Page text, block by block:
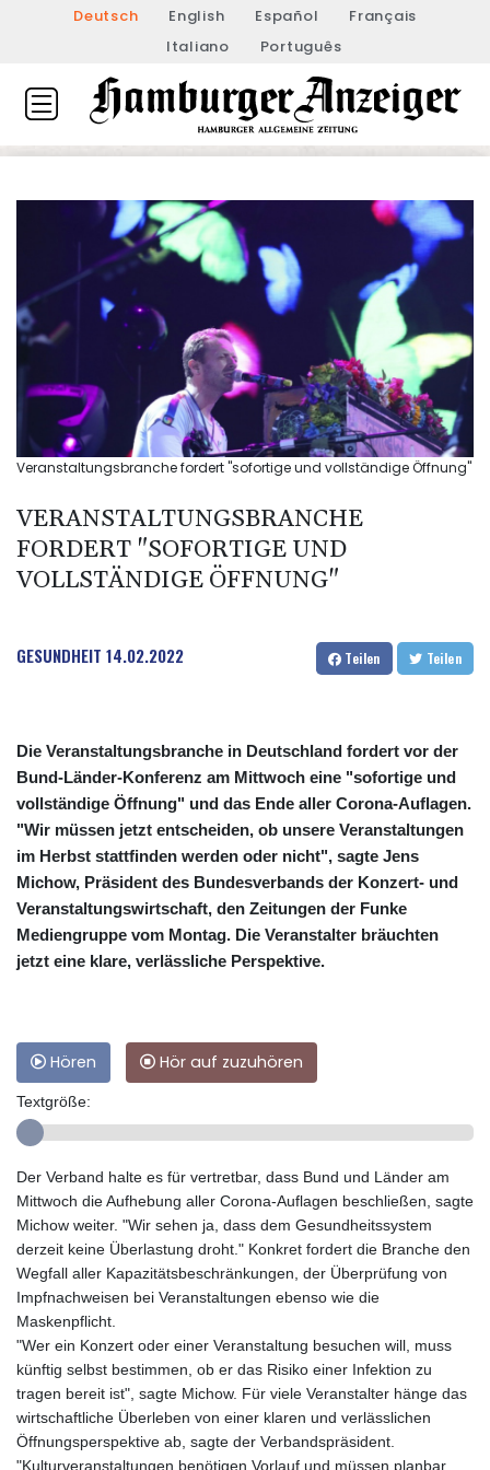
Deutsch English Español
Français
Italiano
Português
Veranstaltungsbranche fordert "sofortige und vollständige Öffnung"
VERANSTALTUNGSBRANCHE
FORDERT "SOFORTIGE UND
VOLLSTÄNDIGE ÖFFNUNG"
GESUNDHEIT 14.02.2022 Teilen Teilen
Die Veranstaltungsbranche in Deutschland fordert vor der
Bund-Länder-Konferenz am Mittwoch eine "sofortige und
vollständige Öffnung" und das Ende aller Corona-Auflagen.
"Wir müssen jetzt entscheiden, ob unsere Veranstaltungen
im Herbst stattfinden werden oder nicht", sagte Jens
Michow, Präsident des Bundesverbands der Konzert- und
Veranstaltungswirtschaft, den Zeitungen der Funke
Mediengruppe vom Montag. Die Veranstalter bräuchten
jetzt eine klare, verlässliche Perspektive.
Hören Hör auf zuzuhören
Textgröße:
Der Verband halte es für vertretbar, dass Bund und Länder am
Mittwoch die Aufhebung aller Corona-Auflagen beschließen, sagte
Michow weiter. "Wir sehen ja, dass dem Gesundheitssystem
derzeit keine Überlastung droht." Konkret fordert die Branche den
Wegfall aller Kapazitätsbeschränkungen, der Überprüfung von
Impfnachweisen bei Veranstaltungen ebenso wie die
Maskenpflicht.
"Wer ein Konzert oder einer Veranstaltung besuchen will, muss
künftig selbst bestimmen, ob er das Risiko einer Infektion zu
tragen bereit ist", sagte Michow. Für viele Veranstalter hänge das
wirtschaftliche Überleben von einer klaren und verlässlichen
Öffnungsperspektive ab, sagte der Verbandspräsident.
"Kulturveranstaltungen benötigen Vorlauf und müssen planbar